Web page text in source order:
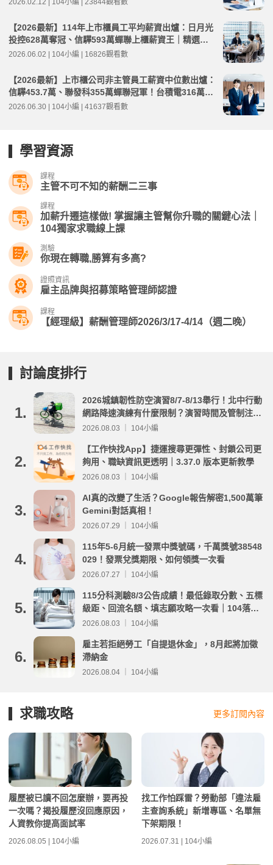
2026.02.12 | 104小編 | 23844觀看數
【2026最新】114年上市櫃員工平均薪資出爐：日月光
投控628萬奪冠、信驊593萬蟬聯上櫃薪資王｜精選工
作機會
2026.06.02 | 104小編 | 16826觀看數
【2026最新】上市櫃公司非主管員工薪資中位數出爐：
信驊453.7萬、聯發科355萬蟬聯冠軍！台積電316萬元
創高
2026.06.30 | 104小編 | 41637觀看數
學習資源
課程
主管不可不知的薪酬二三事
課程
加薪升遷這樣做! 掌握讓主管幫你升職的關鍵心法｜
104獨家求職線上課
測驗
你現在轉職,勝算有多高?
證照資訊
雇主品牌與招募策略管理師認證
課程
【經理級】薪酬管理師2026/3/17-4/14（週二晚）
討論度排行
1.
2026城鎮韌性防空演習8/7-8/13舉行！北中行動
網路降速演練有什麼限制？演習時間及管制注意
事項整理
2026.08.03 ｜ 104小編
2.
【工作快找App】捷運搜尋更彈性、封鎖公司更
夠用、職缺資訊更透明｜3.37.0 版本更新教學
2026.08.03 ｜ 104小編
3.
AI真的改變了生活？Google報告解密1,500萬筆
Gemini對話真相！
2026.07.29 ｜ 104小編
4.
115年5-6月統一發票中獎號碼，千萬獎號38548
029！發票兌獎期限、如何領獎一次看
2026.07.27 ｜ 104小編
5.
115分科測驗8/3公告成績！最低錄取分數、五標
級距、回流名額、填志願攻略一次看｜104落點
分析
2026.08.03 ｜ 104小編
6.
雇主若拒絕勞工「自提退休金」，8月起將加徵
滯納金
2026.08.04 ｜ 104小編
求職攻略 更多訂閱內容
履歷被已讀不回怎麼辦，要再投
一次嗎？揭投履歷沒回應原因，
人資教你提高面試率
2026.08.05 | 104小編
找工作怕踩雷？勞動部「違法雇
主查詢系統」新增專區、名單無
下架期限！
2026.07.31 | 104小編